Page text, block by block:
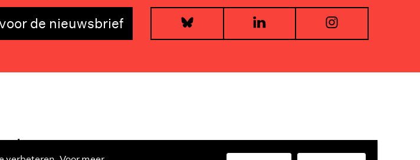
de nieuwsbrief Bluesky LinkedIn